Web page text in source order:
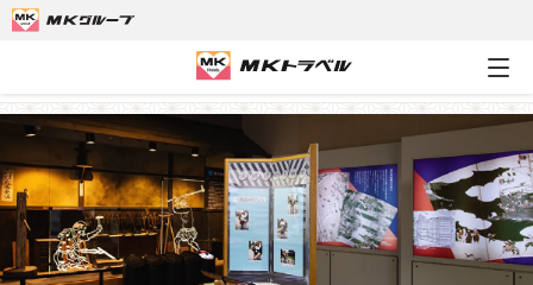
京都発バスツアー 【募集終了】大河ドラ